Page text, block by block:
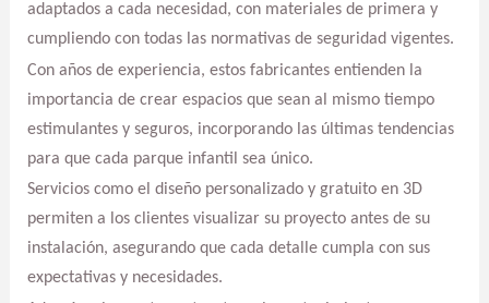
adaptados a cada necesidad, con materiales de primera y
cumpliendo con todas las normativas de seguridad vigentes.
Con años de experiencia, estos fabricantes entienden la
importancia de crear espacios que sean al mismo tiempo
estimulantes y seguros, incorporando las últimas tendencias
para que cada parque infantil sea único.
Servicios como el diseño personalizado y gratuito en 3D
permiten a los clientes visualizar su proyecto antes de su
instalación, asegurando que cada detalle cumpla con sus
expectativas y necesidades.